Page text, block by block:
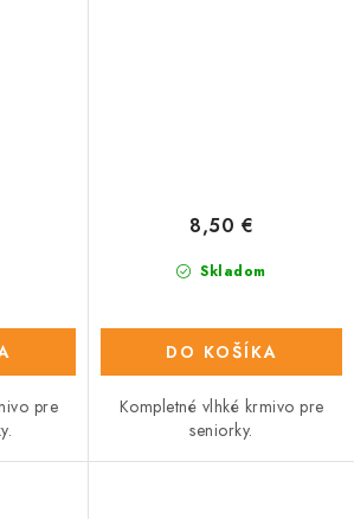
pre
Skladom
8,50 €
DO KOŠÍKA
Kompletné vlhké krmivo pre
seniorky.